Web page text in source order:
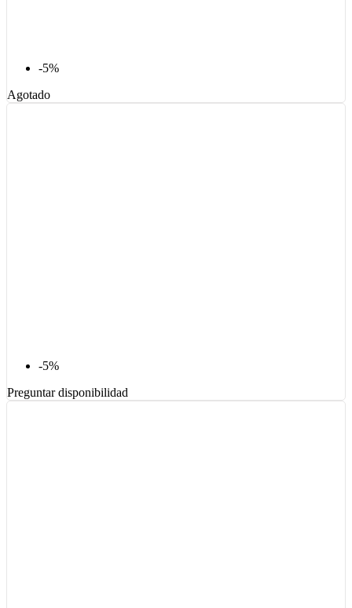
-5%
Agotado
-5%
Preguntar disponibilidad